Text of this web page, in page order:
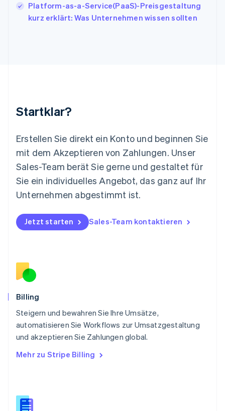
Platform-as-a-Service(PaaS)-Preisgestaltung
kurz erklärt: Was Unternehmen wissen sollten
Startklar?
Erstellen Sie direkt ein Konto und beginnen Sie
mit dem Akzeptieren von Zahlungen. Unser
Sales-Team berät Sie gerne und gestaltet für
Sie ein individuelles Angebot, das ganz auf Ihr
Unternehmen abgestimmt ist.
Jetzt starten Sales-Team kontaktieren
Billing
Steigern und bewahren Sie Ihre Umsätze,
automatisieren Sie Workflows zur Umsatzgestaltung
und akzeptieren Sie Zahlungen global.
Mehr zu Stripe Billing
Liechtenstein
DeutschEnglish
Mexiko
English
Niederlande
Nederlands English
Norwegen
English
Österreich
Polen
English
Portugal
Schweden
Svenska
Schweiz
Deutsch
Singapur
English简体中文
Slowakei
English
Slowenien
English